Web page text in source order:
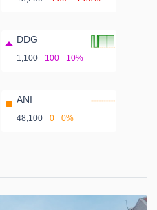
DDG
1,100 100 10%
ANI
48,100 0 0%